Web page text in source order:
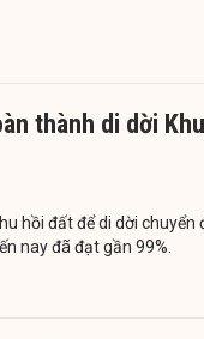
thành di dời
hồi đất để di dời chuyển
nay đã đạt gần 99%.